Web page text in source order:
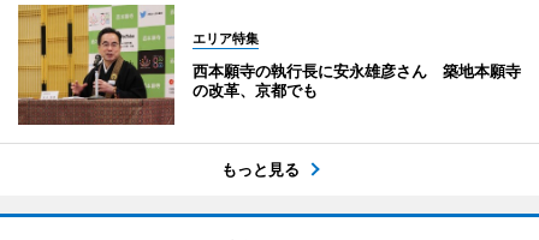
エリア特集
西本願寺の執行長に安永雄彦さん 築地本願寺
の改革、京都でも
もっと見る